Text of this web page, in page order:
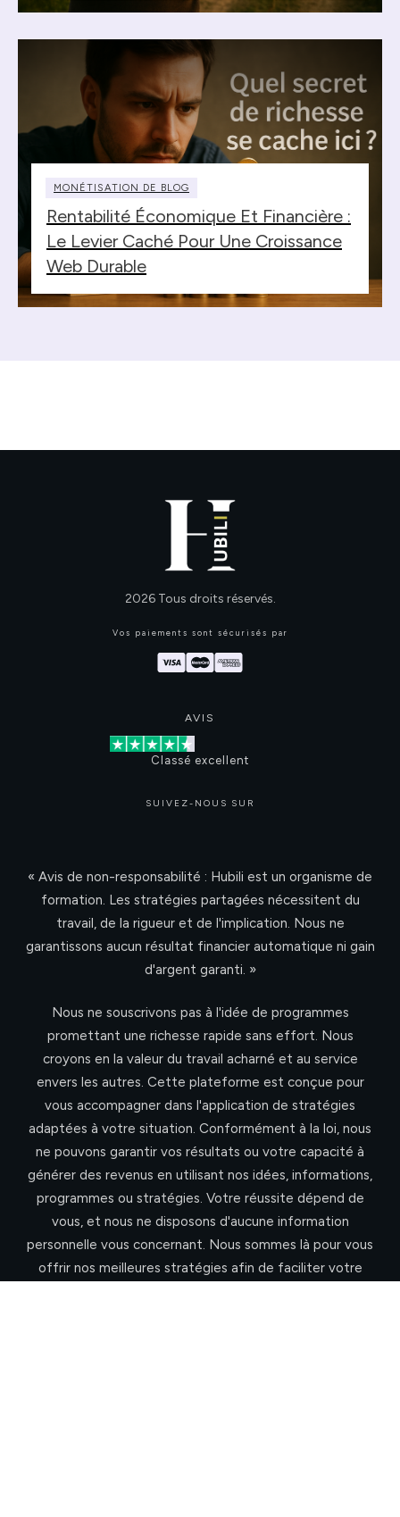
MONÉTISATION DE BLOG
Rentabilité Économique Et Financière :
Le Levier Caché Pour Une Croissance
Web Durable
2026Tous droits réservés.
Vos paiements sont sécurisés par
AVIS
Classé excellent
SUIVEZ-NOUS SUR
« Avis de non-responsabilité : Hubili est un organisme de
formation. Les stratégies partagées nécessitent du
travail, de la rigueur et de l'implication. Nous ne
garantissons aucun résultat financier automatique ni gain
d'argent garanti. »
Nous ne souscrivons pas à l'idée de programmes
promettant une richesse rapide sans effort. Nous
croyons en la valeur du travail acharné et au service
envers les autres. Cette plateforme est conçue pour
vous accompagner dans l'application de stratégies
adaptées à votre situation. Conformément à la loi, nous
ne pouvons garantir vos résultats ou votre capacité à
générer des revenus en utilisant nos idées, informations,
programmes ou stratégies. Votre réussite dépend de
vous, et nous ne disposons d'aucune information
personnelle vous concernant. Nous sommes là pour vous
offrir nos meilleures stratégies afin de faciliter votre